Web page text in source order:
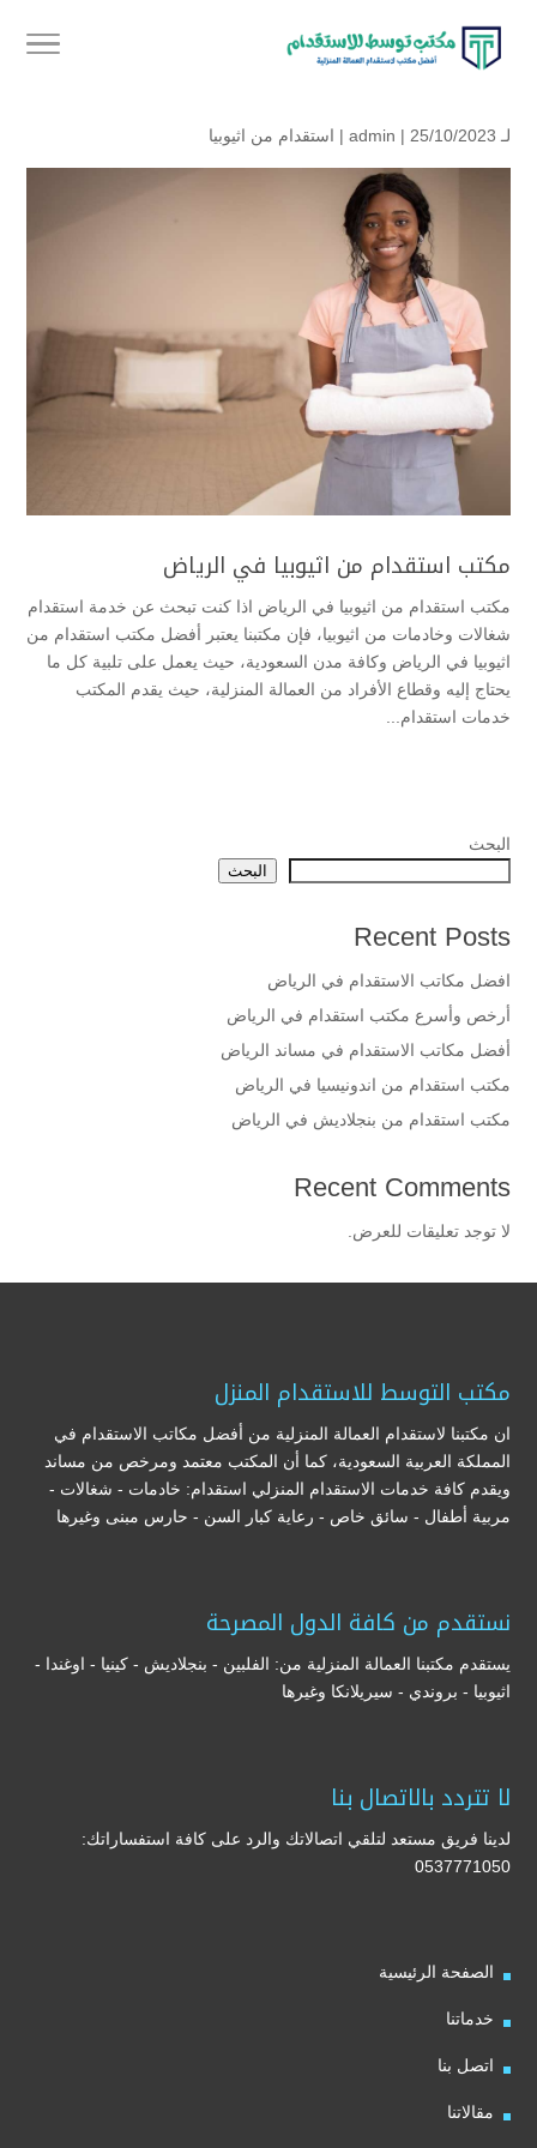
لـ admin | 25/10/2023 | استقدام من اثيوبيا
مكتب استقدام من اثيوبيا في الرياض
مكتب استقدام من اثيوبيا في الرياض اذا كنت تبحث عن خدمة استقدام
شغالات وخادمات من اثيوبيا، فإن مكتبنا يعتبر أفضل مكتب استقدام من
اثيوبيا في الرياض وكافة مدن السعودية، حيث يعمل على تلبية كل ما
يحتاج إليه وقطاع الأفراد من العمالة المنزلية، حيث يقدم المكتب
خدمات استقدام...
البحث
البحث
Recent Posts
افضل مكاتب الاستقدام في الرياض
أرخص وأسرع مكتب استقدام في الرياض
أفضل مكاتب الاستقدام في مساند الرياض
مكتب استقدام من اندونيسيا في الرياض
مكتب استقدام من بنجلاديش في الرياض
Recent Comments
لا توجد تعليقات للعرض.
مكتب التوسط للاستقدام المنزل
ان مكتبنا لاستقدام العمالة المنزلية من أفضل مكاتب الاستقدام في
المملكة العربية السعودية، كما أن المكتب معتمد ومرخص من مساند
ويقدم كافة خدمات الاستقدام المنزلي استقدام: خادمات - شغالات -
مربية أطفال - سائق خاص - رعاية كبار السن - حارس مبنى وغيرها
نستقدم من كافة الدول المصرحة
يستقدم مكتبنا العمالة المنزلية من: الفلبين - بنجلاديش - كينيا - اوغندا -
اثيوبيا - بروندي - سيريلانكا وغيرها
لا تتردد بالاتصال بنا
لدينا فريق مستعد لتلقي اتصالاتك والرد على كافة استفساراتك:
0537771050
الصفحة الرئيسية
خدماتنا
اتصل بنا
مقالاتنا